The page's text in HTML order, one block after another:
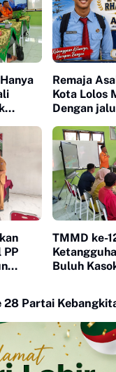
Remaja
Kota Lolos
Dengan
PP
TMMD ke-
Buluh
28 Partai